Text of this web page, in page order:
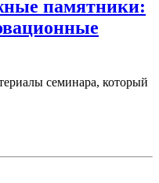
памятники:
семинара, который